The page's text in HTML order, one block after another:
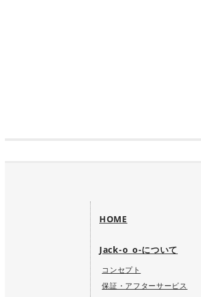
HOME
Jack-o_o-について
コンセプト
保証・アフターサービス